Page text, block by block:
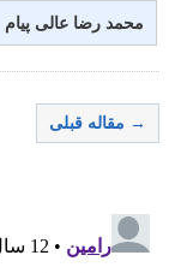
محمد رضا عالی پیام
→ مقاله قبلی